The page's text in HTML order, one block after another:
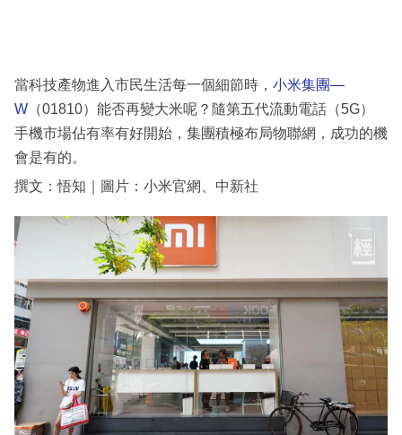
當科技產物進入市民生活每一個細節時， 小米集團—
W （01810）能否再變大米呢？隨第五代流動電話（5G）
手機市場佔有率有好開始，集團積極布局物聯網，成功的機
會是有的。
撰文：悟知｜圖片：小米官網、中新社